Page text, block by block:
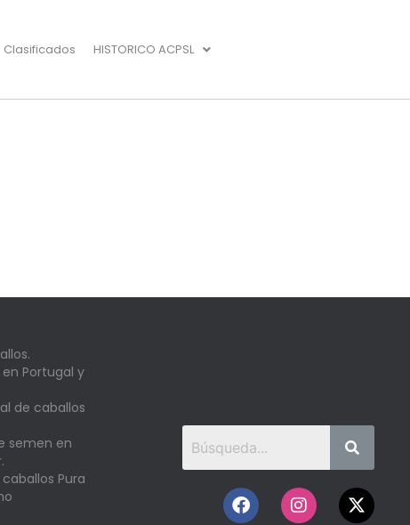
Clasificados HISTORICO ACPSL
Portugal y
de caballos
semen en
Pura